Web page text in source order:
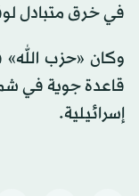
في خرق متبادل
وكان «حزب الله»
قاعدة جوية في
إسرائيلية.